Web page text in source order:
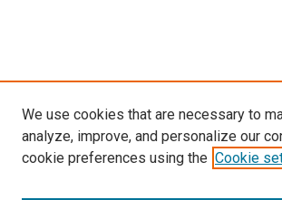
We use cookies that are necessary to
analyze, improve, and personalize our
cookie preferences using the Cookie